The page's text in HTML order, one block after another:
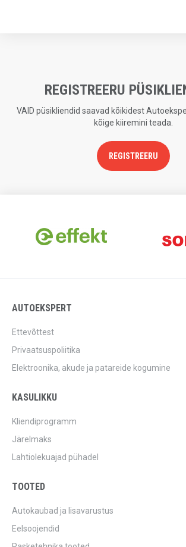
REGISTREERU
VAID püsikliendid saavad kõikidest
kõige kiiremini teada.
REGISTREERU
AUTOEKSPERT
Ettevõttest
Privaatsuspoliitika
Elektroonika, akude ja patareide kogumine
KASULIKKU
Kliendiprogramm
Järelmaks
Lahtiolekuajad pühadel
TOOTED
Autokaubad ja lisavarustus
Eelsoojendid